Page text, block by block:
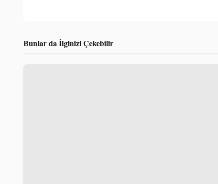
Bunlar da İlginizi Çekebilir